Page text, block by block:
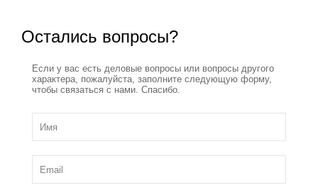
Остались вопросы?
Если у вас есть деловые вопросы или вопросы другого
характера, пожалуйста, заполните следующую форму,
чтобы связаться с нами. Спасибо.